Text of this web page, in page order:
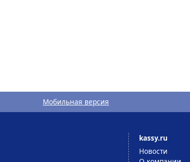
Мобильная версия
kassy.ru
Новости